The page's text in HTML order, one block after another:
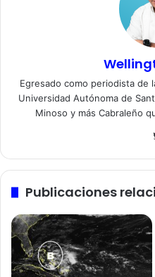
Egresado como periodista de
Universidad Autónoma de
Minoso y más Cabraleño
Publicaciones